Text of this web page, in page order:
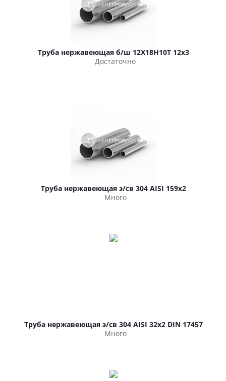
Труба нержавеющая б/ш 12Х18Н10Т 12х3
Достаточно
Труба нержавеющая э/св 304 AISI 159х2
Много
Труба нержавеющая э/св 304 AISI 32х2 DIN 17457
Много